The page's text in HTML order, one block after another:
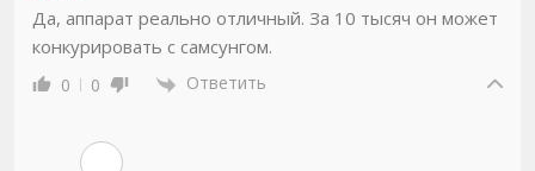
Да, аппарат реально отличный. За 10 тысяч он может
конкурировать с самсунгом.
0 0 Ответить